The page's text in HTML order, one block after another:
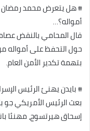
# هل يتعرض محمد
أمواله؟…
قال المحامي بالنقض
حول التحفظ على أمواله
بتهمة تكدير الأمن العام.
# بايدن يهنئ الرئيس
بعث الرئيس الأمريكي جو
إسحاق هيرتسوج، مهنئا